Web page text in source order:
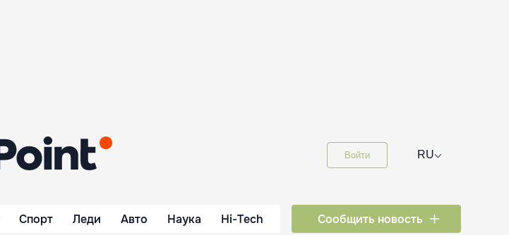
Войти RU⌵
Спорт Леди Авто Наука Hi-Tech Сообщить новость